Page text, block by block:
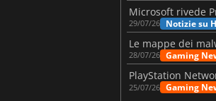
Microsoft rivede
29/07/26 Notizie su
28/07/26 Gaming
25/07/26 Gaming